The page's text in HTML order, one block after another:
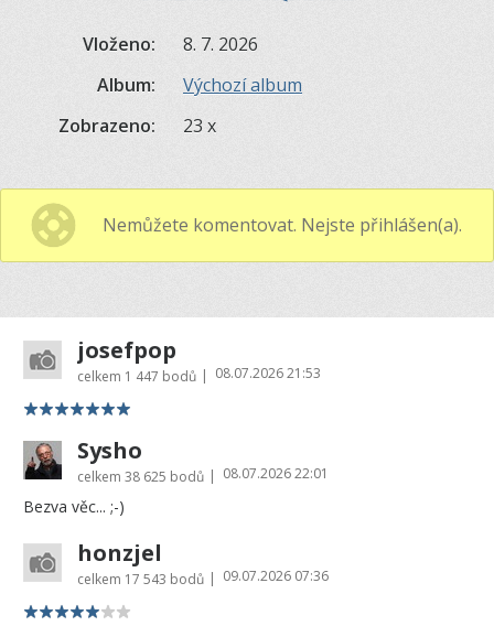
Vloženo:
8. 7. 2026
Album:
Výchozí album
Zobrazeno:
23 x
Nemůžete komentovat. Nejste přihlášen(a).
josefpop
celkem 1 447 bodů | 08.07.2026 21:53
Sysho
celkem 38 625 bodů | 08.07.2026 22:01
Bezva věc... ;-)
honzjel
celkem 17 543 bodů | 09.07.2026 07:36